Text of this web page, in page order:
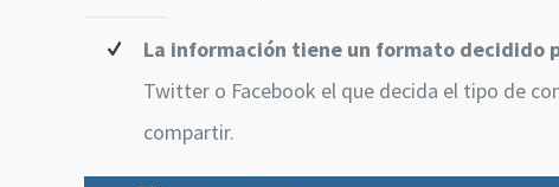
La información tiene un formato decidido
Twitter o Facebook el que decida el tipo de
compartir.